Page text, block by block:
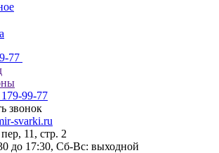
77
99-77
звонок
svarki.ru
11, стр. 2
до 17:30, Сб-Вс: выходной